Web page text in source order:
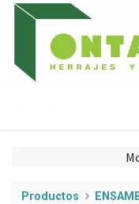
Productos